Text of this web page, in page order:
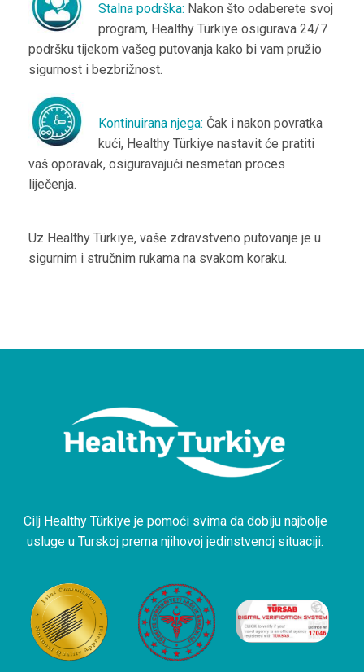
Stalna podrška: Nakon što odaberete svoj
program, Healthy Türkiye osigurava 24/7
podršku tijekom vašeg putovanja kako bi vam pružio
sigurnost i bezbrižnost.
Kontinuirana njega: Čak i nakon povratka
kući, Healthy Türkiye nastavit će pratiti
vaš oporavak, osiguravajući nesmetan proces
liječenja.
Uz Healthy Türkiye, vaše zdravstveno putovanje je u
sigurnim i stručnim rukama na svakom koraku.
Cilj Healthy Türkiye je pomoći svima da dobiju najbolje
usluge u Turskoj prema njihovoj jedinstvenoj situaciji.